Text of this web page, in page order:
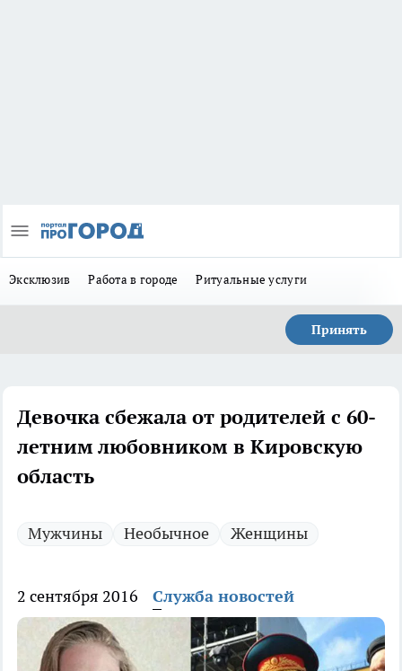
Эксклюзив Работа в городе Ритуальные услуги
Принять
Девочка сбежала от родителей с 60-
летним любовником в Кировскую
область
Мужчины Необычное Женщины
2 сентября 2016 Служба новостей